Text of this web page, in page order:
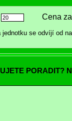
Cena za
jednotku se odvíjí od
PORADIT?